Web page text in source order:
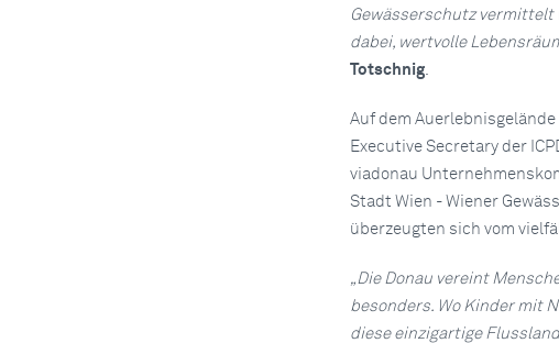
Gewässerschutz vermittelt
dabei, wertvolle
Totschnig.
Auf dem
Executive Secretary der
viadonau
Stadt Wien - Wiener
überzeugten sich vom
„Die Donau vereint
besonders. Wo Kinder mit
diese einzigartige